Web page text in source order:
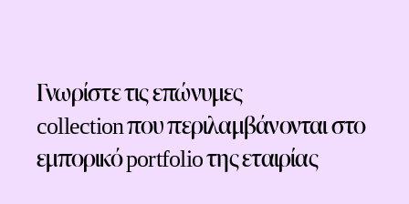
Γνωρίστε τις επώνυμες
collection που περιλαμβάνονται στο
εμπορικό portfolio της εταιρίας